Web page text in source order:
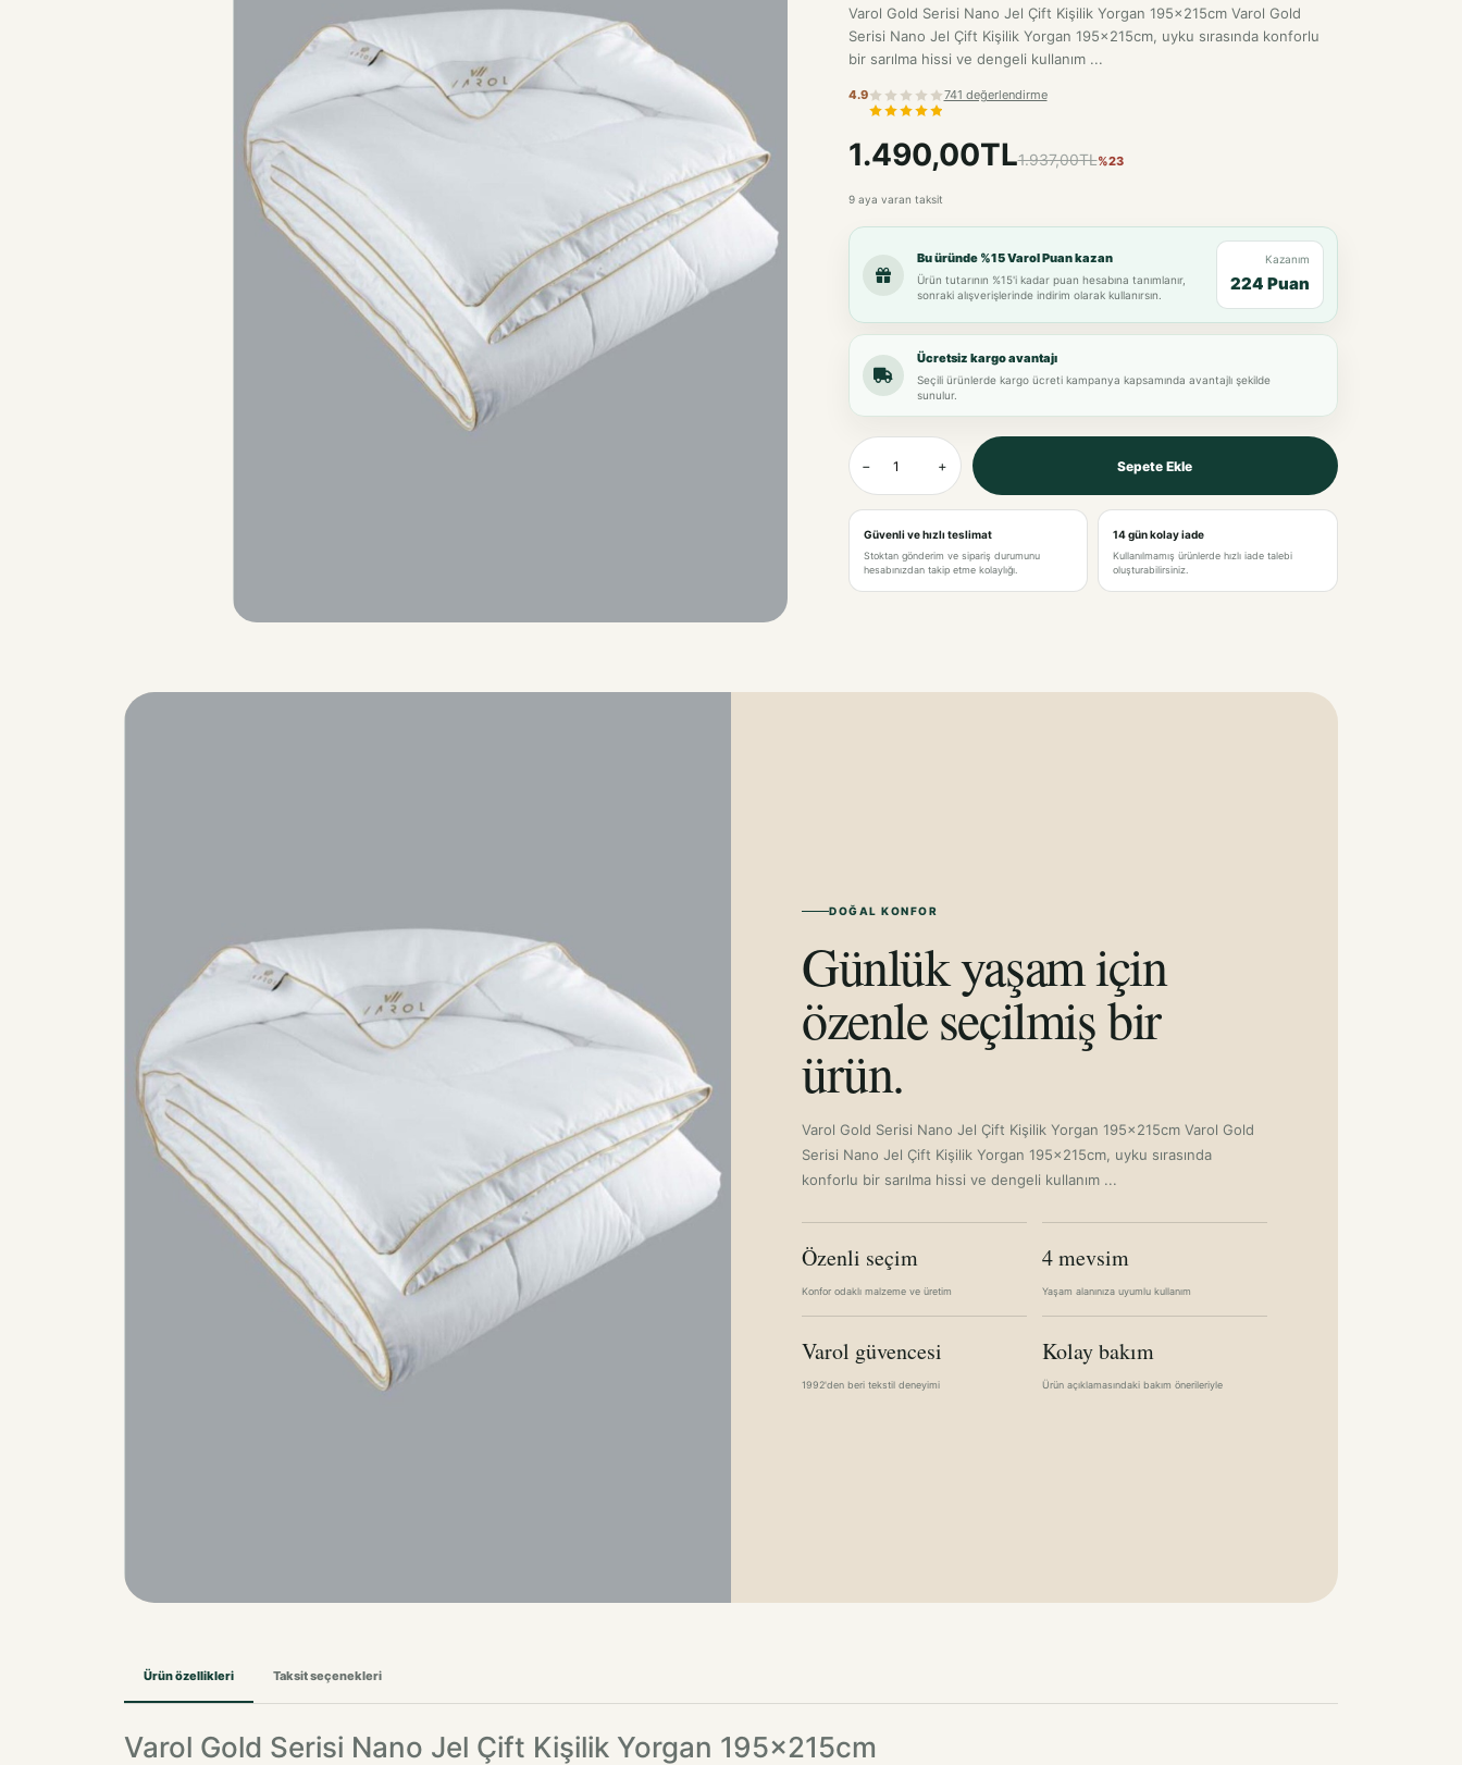
Varol Gold Serisi Nano Jel Çift Kişilik Yorgan 195x215cm Varol Gold
Serisi Nano Jel Çift Kişilik Yorgan 195x215cm, uyku sırasında konforlu
bir sarılma hissi ve dengeli kullanım ...
4.9 741 değerlendirme
1.490,00TL1.937,00TL%23
9 aya varan taksit
Bu üründe %15 Varol Puan kazan
Ürün tutarının %15'i kadar puan hesabına tanımlanır,
sonraki alışverişlerinde indirim olarak kullanırsın.
Kazanım
224 Puan
Ücretsiz kargo avantajı
Seçili ürünlerde kargo ücreti kampanya kapsamında avantajlı şekilde
sunulur.
− + Sepete Ekle
Güvenli ve hızlı teslimat
Stoktan gönderim ve sipariş durumunu
hesabınızdan takip etme kolaylığı.
14 gün kolay iade
Kullanılmamış ürünlerde hızlı iade talebi
oluşturabilirsiniz.
DOĞAL KONFOR
Günlük yaşam için
özenle seçilmiş bir
ürün.
Varol Gold Serisi Nano Jel Çift Kişilik Yorgan 195x215cm Varol Gold
Serisi Nano Jel Çift Kişilik Yorgan 195x215cm, uyku sırasında
konforlu bir sarılma hissi ve dengeli kullanım ...
Özenli seçim
Konfor odaklı malzeme ve üretim
4 mevsim
Yaşam alanınıza uyumlu kullanım
Varol güvencesi
1992'den beri tekstil deneyimi
Kolay bakım
Ürün açıklamasındaki bakım önerileriyle
Ürün özellikleri Taksit seçenekleri
Varol Gold Serisi Nano Jel Çift Kişilik Yorgan 195x215cm